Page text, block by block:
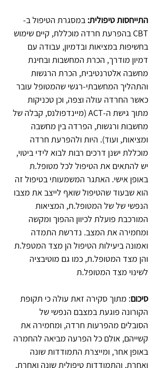
התייחסות טיפולית: במסגרת הטיפול ב-
CBT בהפרעת חרדה מוכללת, קיים שימוש
בחשיפות במציאות ובדמיון, עבודה עם
דמיון מודרך, הכרת המחשבות ובחינת
מחשבה אלטרנטיבית, הכרת הרגשות
והתהליך המחשבתי-רגשי שהמטופל עובר
כאשר החרדה עולה וצפה, וכן טכניקות
מתוך גישת ה-ACT (מיינדפולנס, קבלה של
מחשבות ורגשות, הפרדה בין מחשבה
ומציאות, ועוד). היות ולהפרעת חרדה
מוכללת ישנן דרכים רבות לבוא לידי ביטוי,
יש להתאים את הטיפול לכל מטופל.ת
באופן אישי. האתגר המשמעותי בטיפול זה
הוא שבעוד שהטיפול שואף לייצב את מצבו
הנפשי של של המטופל.ת, המציאות
המורכבת פועלת לכיוון ההפוך ומקשה
ומחמירה את המצב. נדרשת התמדה
ואמונה ביעילות הטיפול הן מצד המטפל.ת
והן מצד המטופל.ת, כמו גם מוטיבציה
לשינוי מצד המטופל.ת
סיכום: מתוך סקירה זאת עולה כי תקופת
הקורונה פוגעת במצבם הנפשי של
הסובלים מהפרעות חרדה, ומחמירה את
קשייהם, אולם כל הפרעה מביאה להחמרה
באופן אחר, ומייצרת התמודדות שונה
ואחרת, והתמודדות טיפולית שונה ואחרת.